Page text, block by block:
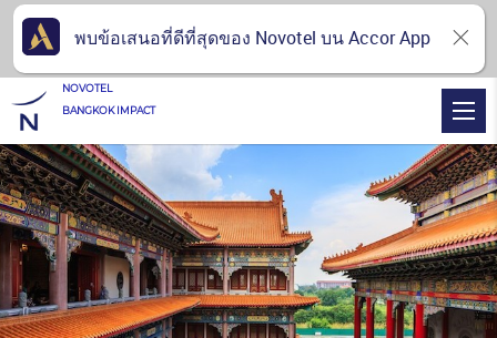
NOVOTEL
BANGKOK IMPACT
พบข้อเสนอที่ดีที่สุดของ Novotel บน Accor App